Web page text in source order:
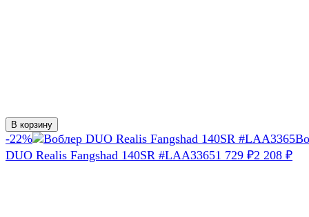
В корзину
-22%
DUO Realis Fangshad 140SR #LAA33651 729 ₽2 208 ₽